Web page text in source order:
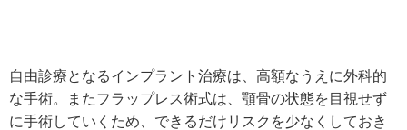
自由診療となるインプラント治療は、高額なうえに外科的
な手術。またフラップレス術式は、顎骨の状態を目視せず
に手術していくため、できるだけリスクを少なくしておき